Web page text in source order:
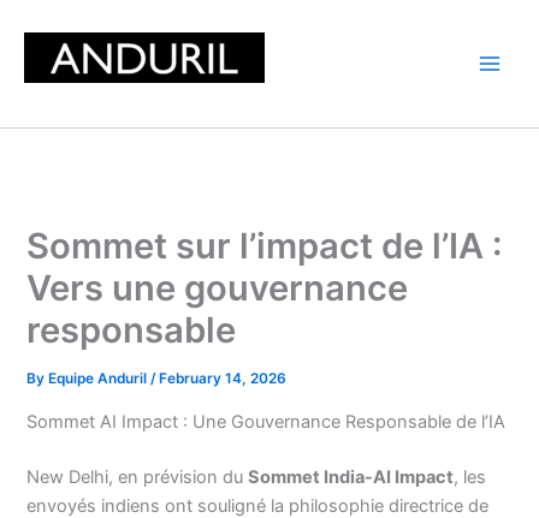
content
Sommet sur l’impact de l’IA :
Vers une gouvernance
responsable
By Equipe Anduril/ February 14, 2026
Sommet AI Impact : Une Gouvernance Responsable de l’IA
New Delhi, en prévision duSommet India-AI Impact, les
envoyés indiens ont souligné la philosophie directrice de